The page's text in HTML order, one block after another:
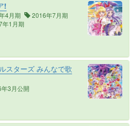
!
4月期
2016年7月期
年1月期
スターズ みんなで歌
3月公開